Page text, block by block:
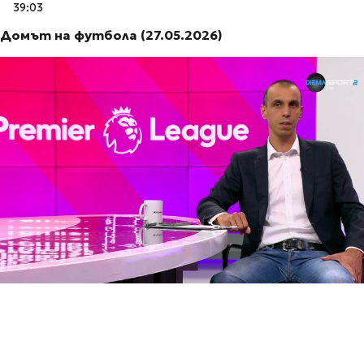
39:03
Домът на футбола (27.05.2026)